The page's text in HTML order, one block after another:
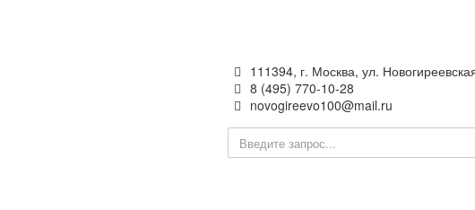
111394, г. Москва, ул.
8 (495) 770-10-28
novogireevo100@mail.ru